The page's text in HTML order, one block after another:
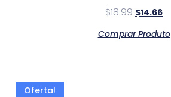
$18.99 $14.66
Comprar Produto
Oferta!